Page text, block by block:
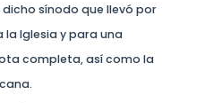
sínodo que llevó por
la Iglesia y para una
completa, así como la